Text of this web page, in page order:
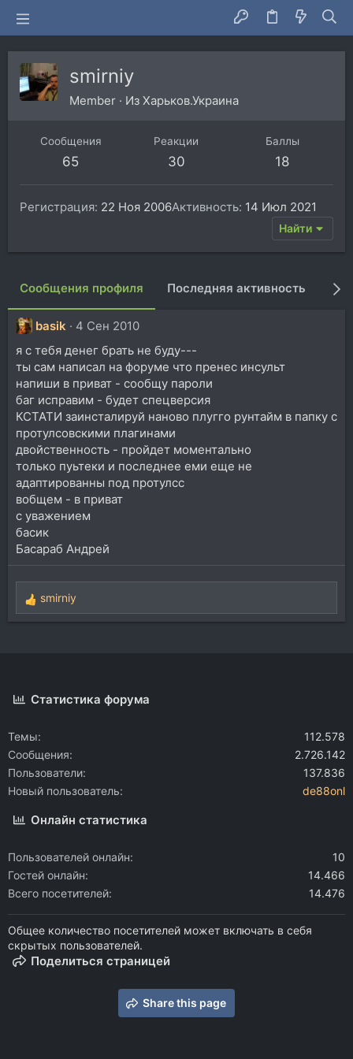
smirniy
Member · Из Харьков.Украина
Сообщения
65
Реакции
30
Баллы
18
Регистрация 22 Ноя 2006Активность 14 Июл 2021
Найти
Сообщения профиля Последняя активность
basik
4 Сен 2010
я с тебя денег брать не буду---
ты сам написал на форуме что пренес инсульт
напиши в приват - сообщу пароли
баг исправим - будет спецверсия
КСТАТИ заинсталируй наново плугго рунтайм в папку с
протулсовскими плагинами
двойственность - пройдет моментально
только пуьтеки и последнее еми еще не
адаптированны под протулсс
вобщем - в приват
с уважением
басик
Басараб Андрей
Р
е
:
smirniy
Статистика форума
Темы
112.578
Сообщения
2.726.142
Пользователи
137.836
Новый пользователь
de88onl
Онлайн статистика
Пользователей онлайн
10
Гостей онлайн
14.466
Всего посетителей
14.476
Общее количество посетителей может включать в себя
скрытых пользователей.
Поделиться страницей
Share this page